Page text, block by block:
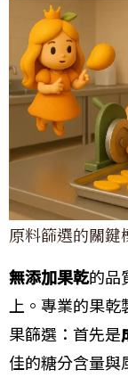
原料篩選的關鍵
無添加果乾的品
上。專業的果
果篩選：首先是
佳的糖分含量與